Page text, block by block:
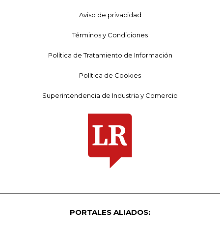
Aviso de privacidad
Términos y Condiciones
Política de Tratamiento de Información
Política de Cookies
Superintendencia de Industria y Comercio
PORTALES ALIADOS: